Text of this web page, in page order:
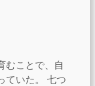
むことで、自
ていた。 七つ